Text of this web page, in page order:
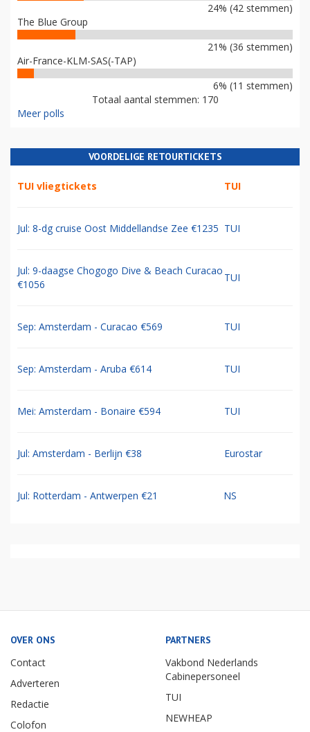
24% (42 stemmen)
The Blue Group
21% (36 stemmen)
Air-France-KLM-SAS(-TAP)
6% (11 stemmen)
Totaal aantal stemmen: 170
Meer polls
VOORDELIGE RETOURTICKETS
TUI vliegtickets TUI
Jul: 8-dg cruise Oost Middellandse Zee €1235 TUI
Jul: 9-daagse Chogogo Dive & Beach Curacao
€1056
TUI
Sep: Amsterdam - Curacao €569 TUI
Sep: Amsterdam - Aruba €614 TUI
Mei: Amsterdam - Bonaire €594 TUI
Jul: Amsterdam - Berlijn €38 Eurostar
Jul: Rotterdam - Antwerpen €21 NS
OVER ONS
Contact
Adverteren
Redactie
Colofon
PARTNERS
Vakbond Nederlands
Cabinepersoneel
TUI
NEWHEAP